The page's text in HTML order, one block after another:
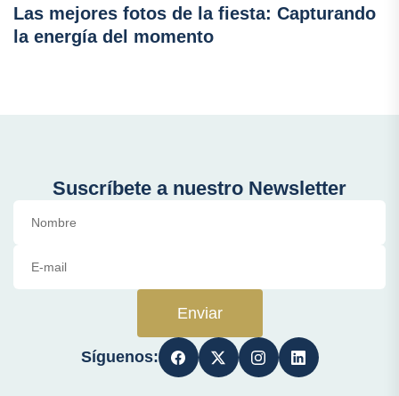
Las mejores fotos de la fiesta: Capturando
la energía del momento
Suscríbete a nuestro Newsletter
Enviar
Síguenos: